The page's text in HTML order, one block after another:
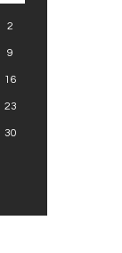
2
9
16
23
30